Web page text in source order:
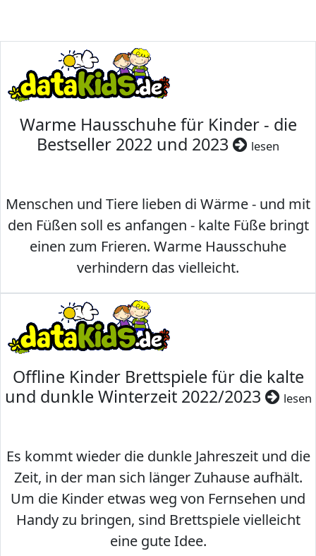
Warme Hausschuhe für Kinder - die
Bestseller 2022 und 2023
lesen
Menschen und Tiere lieben di Wärme - und mit
den Füßen soll es anfangen - kalte Füße bringt
einen zum Frieren. Warme Hausschuhe
verhindern das vielleicht.
Offline Kinder Brettspiele für die kalte
und dunkle Winterzeit 2022/2023
lesen
Es kommt wieder die dunkle Jahreszeit und die
Zeit, in der man sich länger Zuhause aufhält.
Um die Kinder etwas weg von Fernsehen und
Handy zu bringen, sind Brettspiele vielleicht
eine gute Idee.